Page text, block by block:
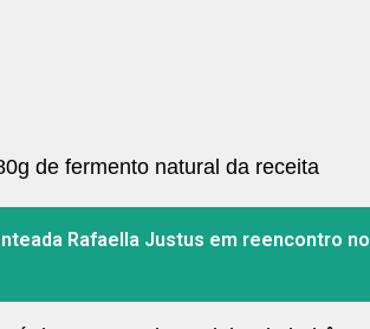
de fermento natural da receita
Rafaella Justus em reencontro no